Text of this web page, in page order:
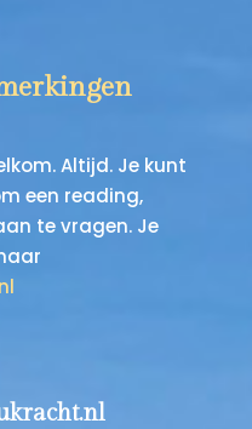
Altijd. Je kunt
een reading,
te vragen. Je